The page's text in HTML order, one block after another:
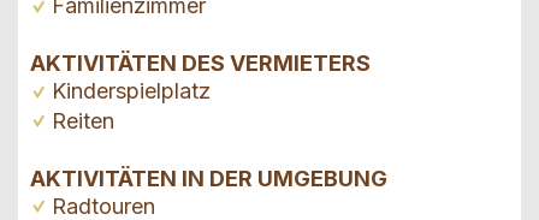
Familienzimmer
AKTIVITÄTEN DES VERMIETERS
Kinderspielplatz
Reiten
AKTIVITÄTEN IN DER UMGEBUNG
Radtouren